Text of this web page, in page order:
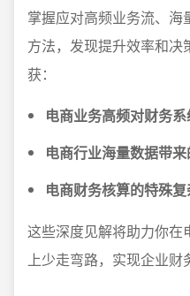
掌握应对高频业务流、
方法，发现提升效率和
获：
电商业务高频对财务
电商行业海量数据带
电商财务核算的特殊
这些深度见解将助力你在
上少走弯路，实现企业财